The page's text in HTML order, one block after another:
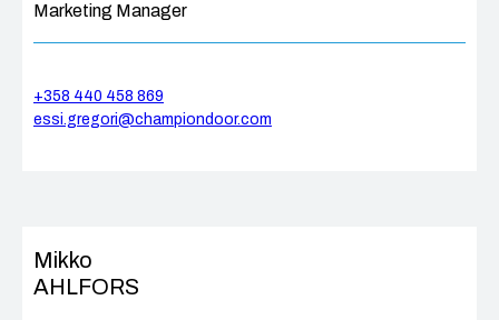
Marketing Manager
+358 440 458 869
essi.gregori@championdoor.com
Mikko
AHLFORS